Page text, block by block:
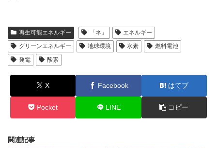
再生可能エネルギー 「ネ」
エネルギー
グリーンエネルギー
地球環境 水素
燃料電池
発電
酸素
X Facebook はてブ
Pocket LINE コピー
関連記事